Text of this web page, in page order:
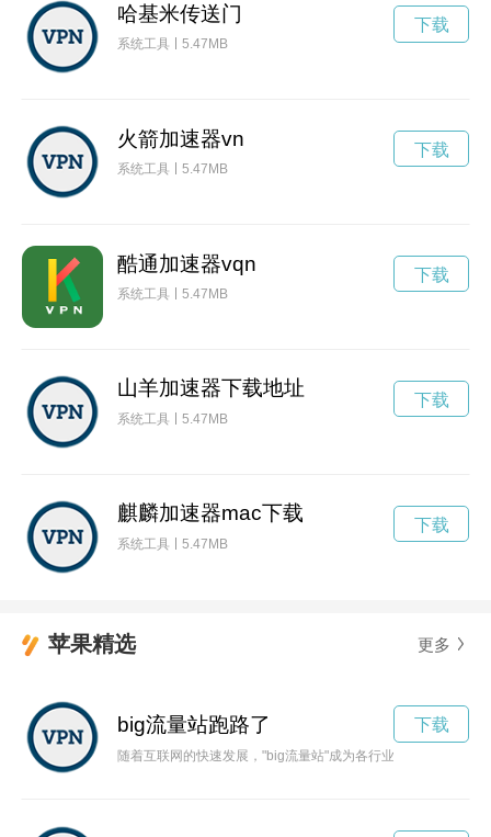
哈基米传送门
系统工具 5.47MB
下载
火箭加速器vn
系统工具 5.47MB
下载
酷通加速器vqn
系统工具 5.47MB
下载
山羊加速器下载地址
系统工具 5.47MB
下载
麒麟加速器mac下载
系统工具 5.47MB
下载
苹果精选 更多
big流量站跑路了
随着互联网的快速发展，"big流量站"成为各行业竞相追逐的宝
下载